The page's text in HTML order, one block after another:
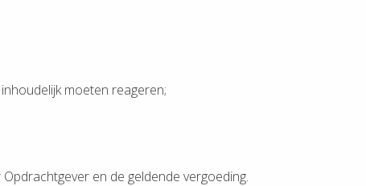
moeten reageren;
en de geldende vergoeding.